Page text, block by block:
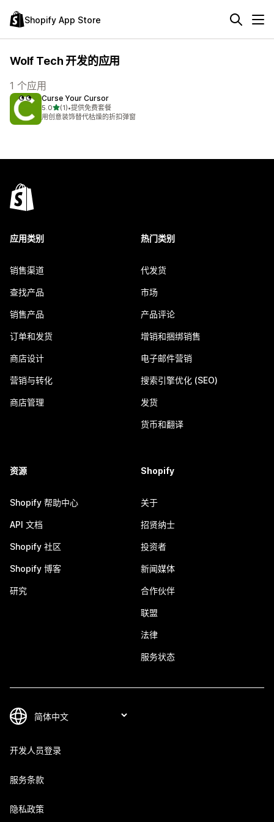
Shopify App Store
Wolf Tech 开发的应用
1 个应用
Curse Your Cursor
5.0星（满分 5 星）
(1)
总共 1 条评论
•提供免费套餐
用创意装饰替代枯燥的折扣弹窗
应用类别
销售渠道
查找产品
销售产品
订单和发货
商店设计
营销与转化
商店管理
热门类别
代发货
市场
产品评论
增销和捆绑销售
电子邮件营销
搜索引擎优化 (SEO)
发货
货币和翻译
资源
Shopify 帮助中心
API 文档
Shopify 社区
Shopify 博客
研究
Shopify
关于
招贤纳士
投资者
新闻媒体
合作伙伴
联盟
法律
服务状态
开发人员登录
服务条款
隐私政策